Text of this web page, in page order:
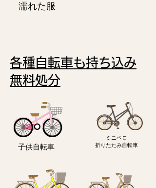
濡れた服
各種自転車も持ち込み
無料処分
子供自転車
ミニペロ
​折りたたみ自転車